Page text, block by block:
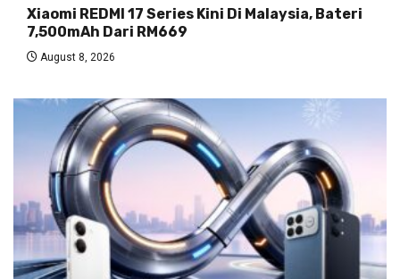
Xiaomi REDMI 17 Series Kini Di Malaysia, Bateri
7,500mAh Dari RM669
August 8, 2026